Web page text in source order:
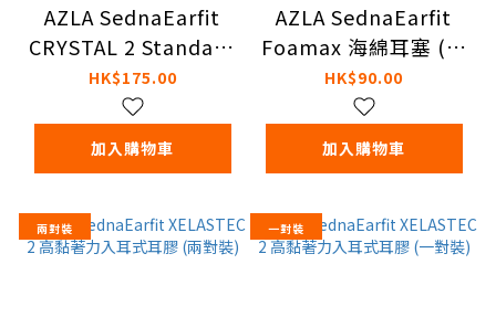
AZLA SednaEarfit
CRYSTAL 2 Standard
有線耳機耳膠 (兩對
裝)
HK$175.00
加入購物車
AZLA SednaEarfit
Foamax 海綿耳塞 (一
對裝)
HK$90.00
加入購物車
兩對裝 一對裝